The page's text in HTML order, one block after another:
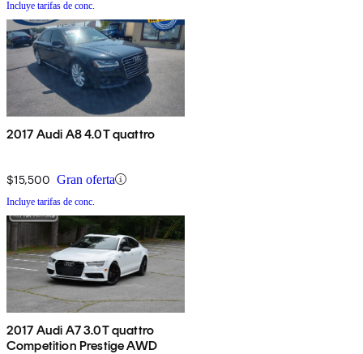
Incluye tarifas de conc.
2017 Audi A8 4.0T quattro
$15,500 Gran oferta
Incluye tarifas de conc.
2017 Audi A7 3.0T quattro
Competition Prestige AWD